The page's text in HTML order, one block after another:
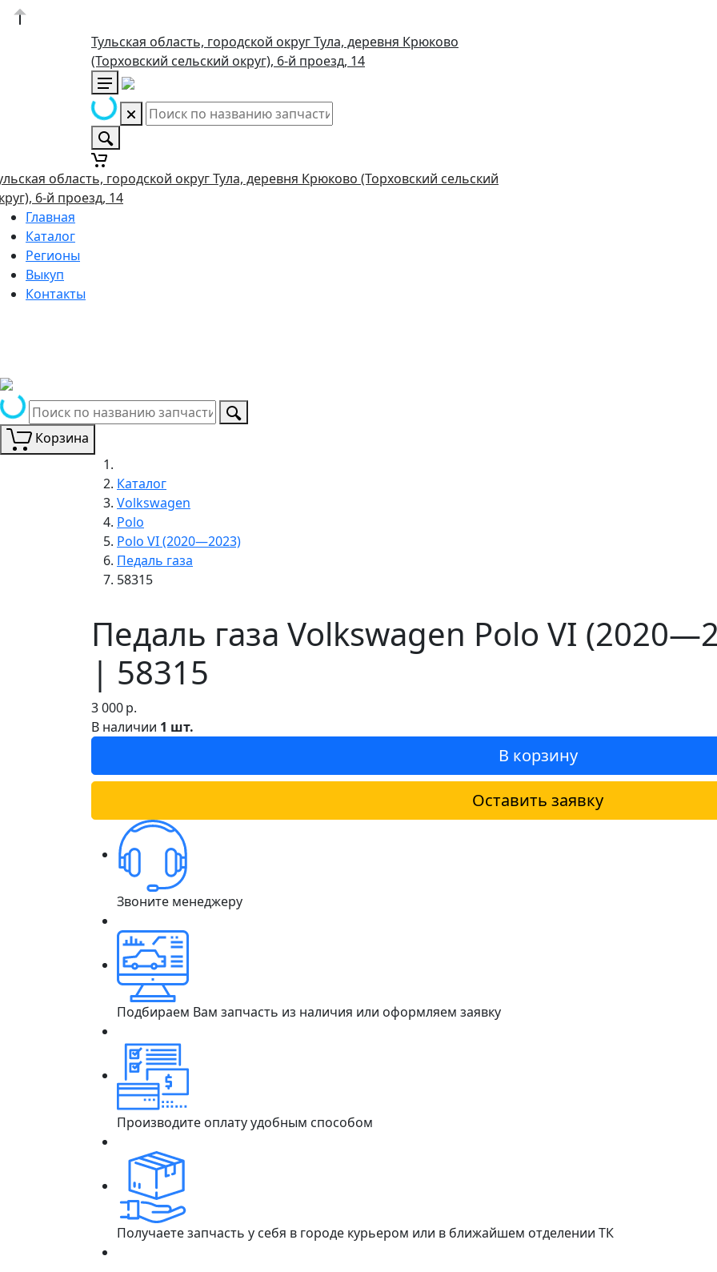
Тульская область, городской округ Тула, деревня Крюково
(Торховский сельский округ), 6-й проезд, 14
область, городской округ Тула, деревня Крюково (Торховский сельский
6-й проезд, 14
Главная
Каталог
Регионы
Выкуп
Контакты
Корзина
Каталог
Volkswagen
Polo
Polo VI (2020—2023)
Педаль газа
58315
Педаль газа Volkswagen Polo VI
| 58315
3 000р.
В наличии 1 шт.
В корзину
Оставить заявку
Звоните менеджеру
Подбираем Вам запчасть из наличия или оформляем заявку
Производите оплату удобным способом
Получаете запчасть у себя в городе курьером или в ближайшем отделении ТК